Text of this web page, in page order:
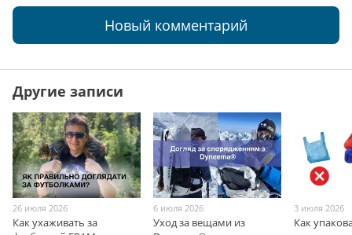
Новый комментарий
Другие записи
26 июля 2026
Как ухаживать за
6 июля 2026
Уход за вещами из
3 июля 2026
Как